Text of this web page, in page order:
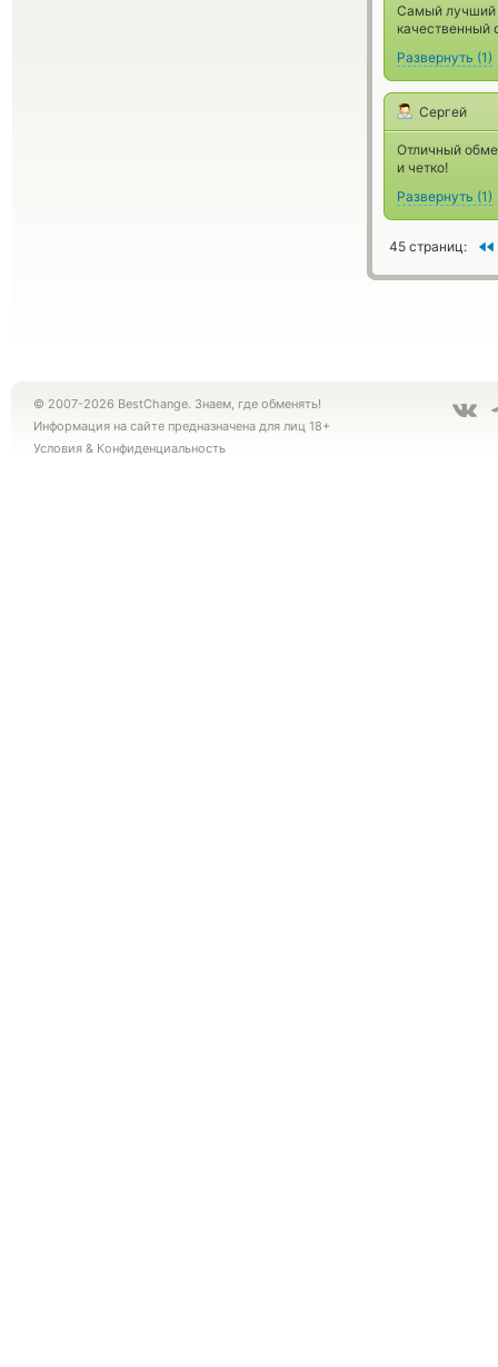
Самый лучший
качественный
Развернуть (1)
Сергей
Отличный
и четко!
Развернуть (1)
45 страниц:
© 2007-2026 BestChange. Знаем, где обменять!
Информация на сайте предназначена для лиц 18+
Условия & Конфиденциальность